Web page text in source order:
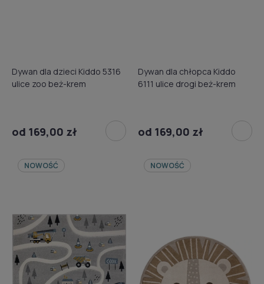
Dywan dla dzieci Kiddo 5316
ulice zoo beż-krem
od 169,00 zł
Dywan dla chłopca Kiddo
6111 ulice drogi beż-krem
od 169,00 zł
NOWOŚĆ NOWOŚĆ